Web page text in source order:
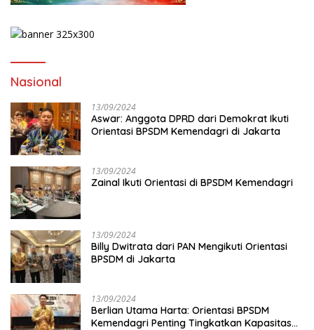
Nasional
13/09/2024
Aswar: Anggota DPRD dari Demokrat Ikuti
Orientasi BPSDM Kemendagri di Jakarta
13/09/2024
Zainal Ikuti Orientasi di BPSDM Kemendagri
13/09/2024
Billy Dwitrata dari PAN Mengikuti Orientasi
BPSDM di Jakarta
13/09/2024
Berlian Utama Harta: Orientasi BPSDM
Kemendagri Penting Tingkatkan Kapasitas